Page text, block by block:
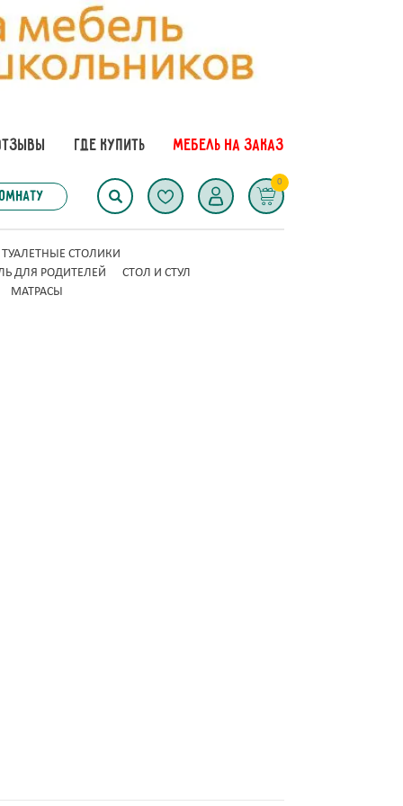
ГДЕ КУПИТЬ МЕБЕЛЬ НА ЗАКАЗ
0
ТУАЛЕТНЫЕ СТОЛИКИ
ДЛЯ РОДИТЕЛЕЙ
СТОЛ И СТУЛ
МАТРАСЫ